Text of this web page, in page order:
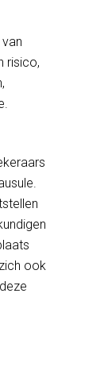
risico,
ook